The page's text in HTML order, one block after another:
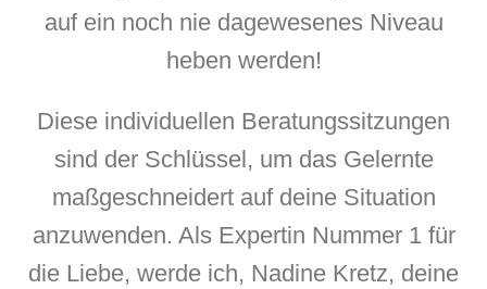
auf ein noch nie dagewesenes Niveau
heben werden!
Diese individuellen Beratungssitzungen
sind der Schlüssel, um das Gelernte
maßgeschneidert auf deine Situation
anzuwenden. Als Expertin Nummer 1 für
die Liebe, werde ich, Nadine Kretz, deine